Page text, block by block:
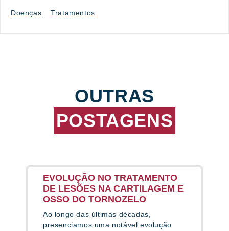
Doenças Tratamentos
OUTRAS
POSTAGENS
EVOLUÇÃO NO TRATAMENTO
DE LESÕES NA CARTILAGEM E
OSSO DO TORNOZELO
Ao longo das últimas décadas,
presenciamos uma notável evolução